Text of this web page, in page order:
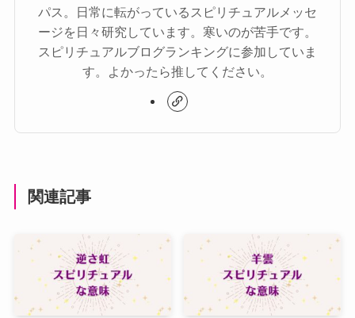
パス。日常に転がっているスピリチュアルメッセ
ージを日々研究しています。寒いのが苦手です。
スピリチュアルブログランキングに参加していま
す。よかったら推してください。
関連記事